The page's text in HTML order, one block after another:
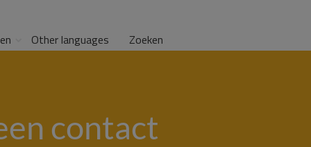
Other languages Zoeken
contact